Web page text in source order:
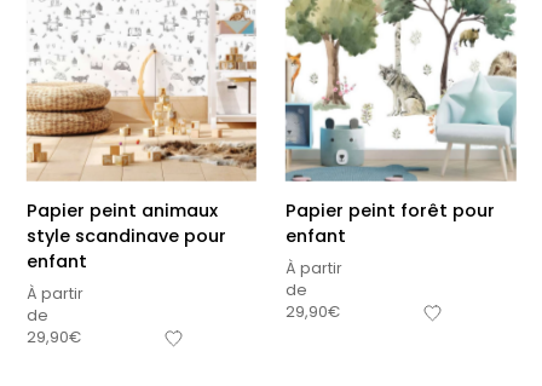
Papier peint animaux
style scandinave pour
enfant
À partir
de
29,90€
Papier peint forêt pour
enfant
À partir
de
29,90€